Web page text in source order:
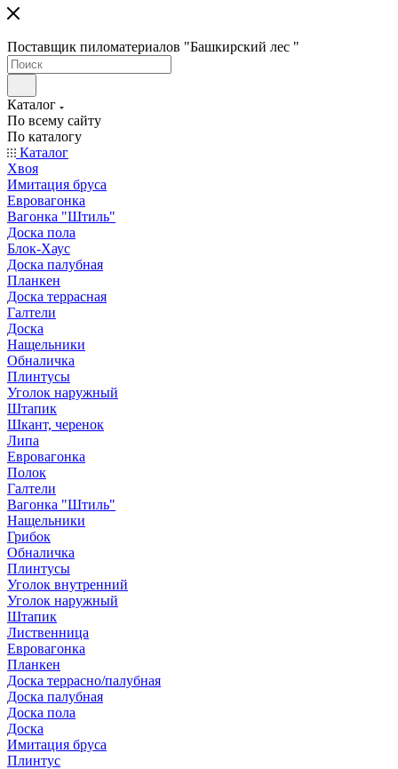
Поставщик пиломатериалов "Башкирский лес "
Каталог
По всему сайту
По каталогу
Каталог
Хвоя
Имитация бруса
Евровагонка
Вагонка "Штиль"
Доска пола
Блок-Хаус
Доска палубная
Планкен
Доска террасная
Галтели
Доска
Нащельники
Обналичка
Плинтусы
Уголок наружный
Штапик
Шкант, черенок
Липа
Евровагонка
Полок
Галтели
Вагонка "Штиль"
Нащельники
Грибок
Обналичка
Плинтусы
Уголок внутренний
Уголок наружный
Штапик
Лиственница
Евровагонка
Планкен
Доска террасно/палубная
Доска палубная
Доска пола
Доска
Имитация бруса
Плинтус